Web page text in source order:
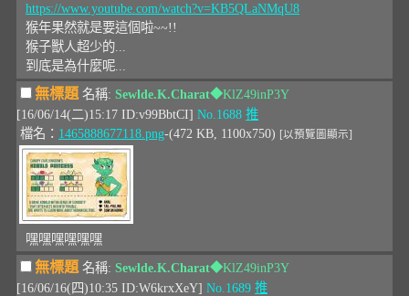
https://www.youtube.com/watch?v=KB5QLaNMqU8
猴年果然就是要這個啦~~!!
猴子獸人超少的...
到底是為什麼呢...
無標題名稱: Sewlde.K.Charat◆KlZ49inP3Y
[16/06/14(二)15:17 ID:v99BbtCI] No.1688 推
檔名： 1465888677118.png-(472 KB, 1100x750) [以預覽圖顯示]
嘿嘿嘿嘿嘿嘿
無標題 名稱: Sewlde.K.Charat◆KlZ49inP3Y
[16/06/16(四)10:35 ID:W6krxXeY] No.1689 推